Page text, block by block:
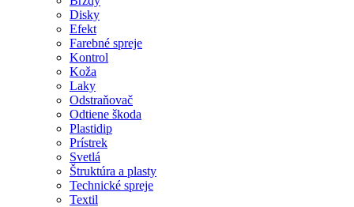
Disky
Efekt
Farebné spreje
Kontrol
Koža
Laky
Odstraňovač
Odtiene škoda
Plastidip
Prístrek
Svetlá
Štruktúra a plasty
Technické spreje
Textil